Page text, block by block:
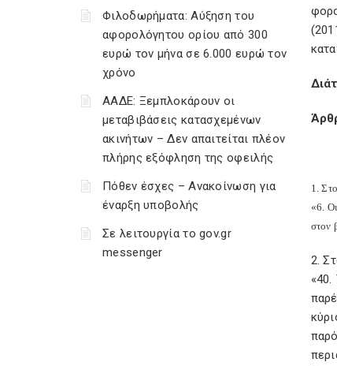
Φιλοδωρήματα: Αύξηση του
αφορολόγητου ορίου από 300
ευρώ τον μήνα σε 6.000 ευρώ τον
χρόνο
ΑΑΔΕ: Ξεμπλοκάρουν οι
μεταβιβάσεις κατασχεμένων
ακινήτων – Δεν απαιτείται πλέον
πλήρης εξόφληση της οφειλής
Πόθεν έσχες – Ανακοίνωση για
έναρξη υποβολής
Σε λειτουργία το gov.gr
messenger
1.
«6.
στον
2.